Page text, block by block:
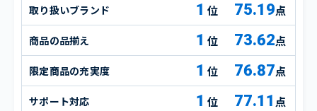
取り扱いブランド 1 75.19点
商品の品揃え 1 73.62点
限定商品の充実度 1 76.87点
サポート対応 1 77.11 点